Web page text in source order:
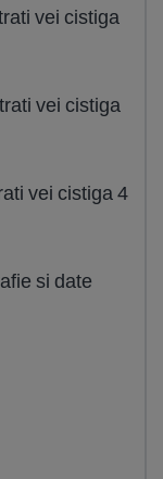
vei cistiga
vei cistiga
vei cistiga 4
si date